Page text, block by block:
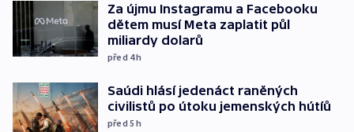
Za újmu Instagramu a Facebooku
dětem musí Meta zaplatit půl
miliardy dolarů
před 4h
Saúdi hlásí jedenáct raněných
civilistů po útoku jemenských hútíů
před 5h